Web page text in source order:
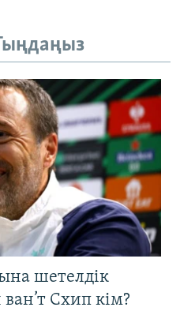
шетелдік
Схип кім?